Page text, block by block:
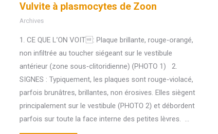
Vulvite à plasmocytes de Zoon
Archives
1. CE QUE L’ON VOIT: Plaque brillante, rouge-orangé,
non infiltrée au toucher siégeant sur le vestibule
antérieur (zone sous-clitoridienne) (PHOTO 1) 2.
SIGNES : Typiquement, les plaques sont rouge-violacé,
parfois brunâtres, brillantes, non érosives. Elles siègent
principalement sur le vestibule (PHOTO 2) et débordent
parfois sur toute la face interne des petites lèvres. …